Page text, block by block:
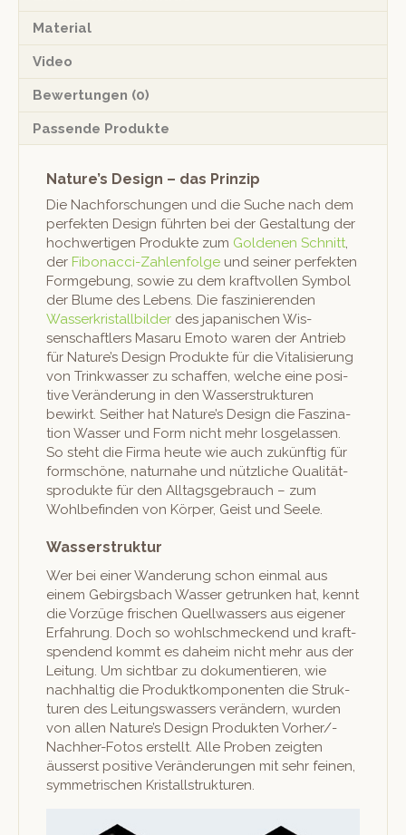
Material
Video
Bewertungen (0)
Passende Produkte
Nature’s Design – das Prinzip
Die Nach­forschun­gen und die Suche nach dem
per­fek­ten Design führten bei der Gestal­tung der
hochw­er­ti­gen Pro­duk­te zum Gold­e­nen Schnitt,
der Fibonac­ci-Zahlen­folge und sein­er per­fek­ten
For­mge­bung, sowie zu dem kraftvollen Sym­bol
der Blume des Lebens. Die faszinieren­den
Wasserkristall­bilder des japanis­chen Wis­
senschaftlers Masaru Emo­to waren der Antrieb
für Nature’s Design Pro­duk­te für die Vital­isierung
von Trinkwass­er zu schaf­fen, welche eine pos­i­
tive Verän­derung in den Wasser­struk­turen
bewirkt. Sei­ther hat Nature’s Design die Fasz­i­na­
tion Wass­er und Form nicht mehr los­ge­lassen.
So ste­ht die Fir­ma heute wie auch zukün­ftig für
form­schöne, natur­na­he und nüt­zliche Qual­ität­
spro­duk­te für den All­t­ags­ge­brauch – zum
Wohlbefind­en von Kör­p­er, Geist und Seele.
Wasserstruktur
Wer bei ein­er Wan­derung schon ein­mal aus
einem Gebirgs­bach Wass­er getrunk­en hat, ken­nt
die Vorzüge frischen Quell­wassers aus eigen­er
Erfahrung. Doch so wohlschmeck­end und kraft­
spendend kommt es daheim nicht mehr aus der
Leitung. Um sicht­bar zu doku­men­tieren, wie
nach­haltig die Pro­duk­tkom­po­nen­ten die Struk­
turen des Leitungswassers verän­dern, wur­den
von allen Nature’s Design Pro­duk­ten Vorher/­
Nach­her-Fotos erstellt. Alle Proben zeigten
äusserst pos­i­tive Verän­derun­gen mit sehr feinen,
sym­metrischen Kristallstrukturen.